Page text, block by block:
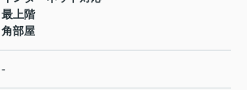
最上階
角部屋
-